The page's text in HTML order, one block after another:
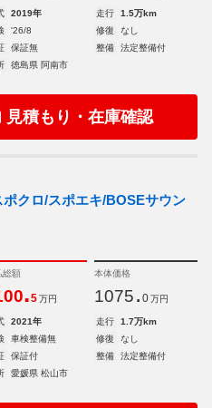
2019年 走行
1.5万km
'26/8 修復
なし
保証無 整備
法定整備付
徳島県 阿南市
見積もり・在庫確認
クロ/スポエキ/BOSEサウン
総額
.5 万円
本体価格
1075. 0 万円
2021年 走行
1.7万km
車検整備無 修復
なし
保証付 整備
法定整備付
愛媛県 松山市